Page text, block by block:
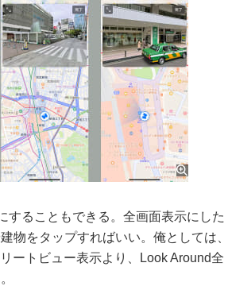
ることもできる。全画面表示にした
物をタップすればいい。俺としては、
ートビュー表示より、Look Around全